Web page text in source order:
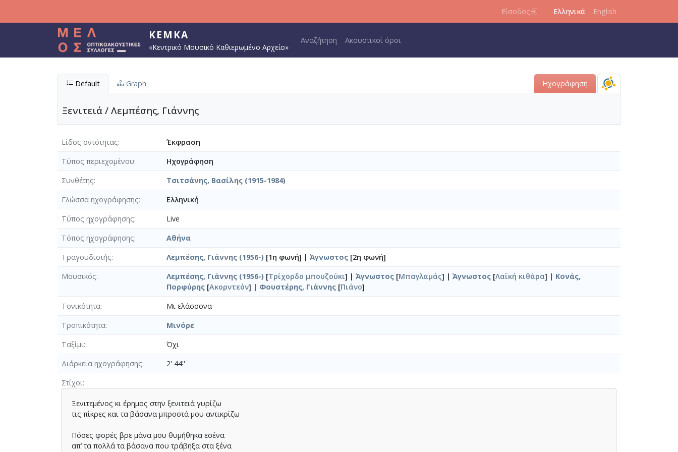
Είσοδος Ελληνικά English
ΚΕΜΚΑ
«Κεντρικό Μουσικό Καθιερωμένο Αρχείο»
Main navigation
Αναζήτηση Ακουστικοί όροι
Default Graph Ηχογράφηση
Ξενιτειά / Λεμπέσης, Γιάννης
Είδος οντότητας
Έκφραση
Τύπος περιεχομένου
Ηχογράφηση
Συνθέτης
Τσιτσάνης, Βασίλης (1915-1984)
Γλώσσα ηχογράφησης
Ελληνική
Τύπος ηχογράφησης
Live
Τόπος ηχογράφησης
Αθήνα
Τραγουδιστής
Λεμπέσης, Γιάννης (1956-) [1η φωνή] | Άγνωστος [2η φωνή]
Μουσικός
Λεμπέσης, Γιάννης (1956-) [Τρίχορδο μπουζούκι] | Άγνωστος [Μπαγλαμάς] | Άγνωστος [Λαϊκή κιθάρα] | Κονάς,
Πορφύρης [Ακορντεόν] | Φουστέρης, Γιάννης [Πιάνο]
Τονικότητα
Μι ελάσσονα
Τροπικότητα
Μινόρε
Ταξίμι
Όχι
Διάρκεια ηχογράφησης
2' 44''
Στίχοι
Ξενιτεμένος κι έρημος στην ξενιτειά γυρίζω
τις πίκρες και τα βάσανα μπροστά μου αντικρίζω
Πόσες φορές βρε μάνα μου θυμήθηκα εσένα
απ’ τα πολλά τα βάσανα που τράβηξα στα ξένα